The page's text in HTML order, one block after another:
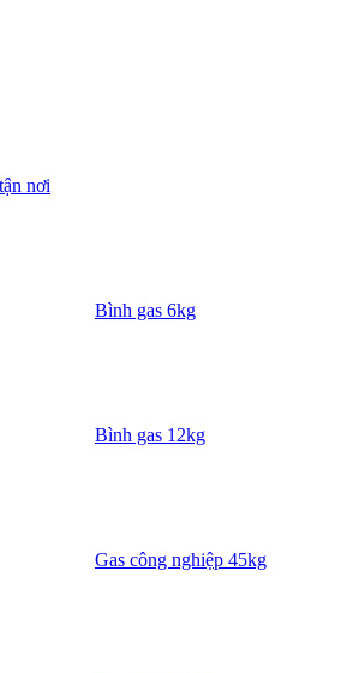
nơi
Bình gas 6kg
Bình gas 12kg
Gas công nghiệp 45kg